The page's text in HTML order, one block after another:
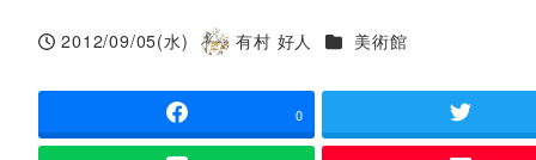
投稿日
2012/09/05(水)
著
有村 好人 カテゴリー
美術館
0